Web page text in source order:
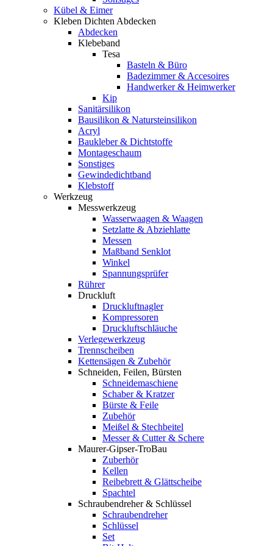
Kübel & Eimer
Kleben Dichten Abdecken
Abdecken
Klebeband
Tesa
Basteln & Büro
Badezimmer & Accesoires
Handwerker & Heimwerker
Kip
Sanitärsilikon
Bausilikon & Natursteinsilikon
Acryl
Baukleber & Dichtstoffe
Montageschaum
Sonstiges
Gewindedichtband
Klebstoff
Werkzeug
Messwerkzeug
Wasserwaagen & Waagen
Setzlatte & Abziehlatte
Messen
Maßband Senklot
Winkel
Spannungsprüfer
Rührer
Druckluft
Druckluftnagler
Kompressoren
Druckluftschläuche
Verlegewerkzeug
Trennscheiben
Kettensägen & Zubehör
Schneiden, Feilen, Bürsten
Schneidemaschiene
Schaber & Kratzer
Bürste & Feile
Zubehör
Meißel & Stechbeitel
Messer & Cutter & Schere
Maurer-Gipser-TroBau
Zuberhör
Kellen
Reibebrett & Glättscheibe
Spachtel
Schraubendreher & Schlüssel
Schraubendreher
Schlüssel
Set